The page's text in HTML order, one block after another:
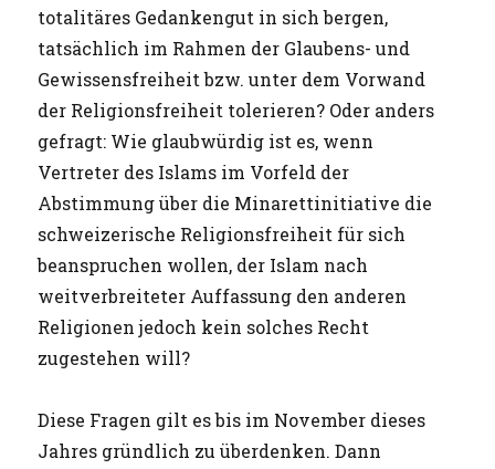
totalitäres Gedankengut in sich bergen,
tatsächlich im Rahmen der Glaubens- und
Gewissensfreiheit bzw. unter dem Vorwand
der Religionsfreiheit tolerieren? Oder anders
gefragt: Wie glaubwürdig ist es, wenn
Vertreter des Islams im Vorfeld der
Abstimmung über die Minarettinitiative die
schweizerische Religionsfreiheit für sich
beanspruchen wollen, der Islam nach
weitverbreiteter Auffassung den anderen
Religionen jedoch kein solches Recht
zugestehen will?
Diese Fragen gilt es bis im November dieses
Jahres gründlich zu überdenken. Dann